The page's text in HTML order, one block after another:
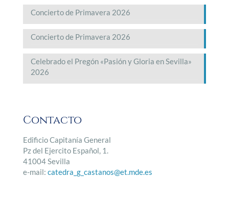
Concierto de Primavera 2026
Concierto de Primavera 2026
Celebrado el Pregón «Pasión y Gloria en Sevilla»
2026
Contacto
Edificio Capitanía General
Pz del Ejercito Español, 1.
41004 Sevilla
e-mail: catedra_g_castanos@et.mde.es